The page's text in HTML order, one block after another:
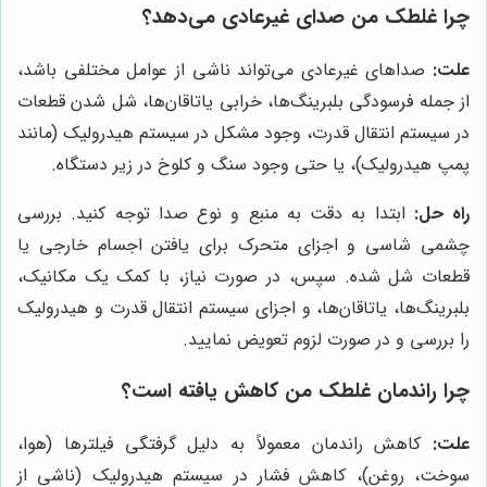
چرا غلطک من صدای غیرعادی می‌دهد؟
علت: صداهای غیرعادی می‌تواند ناشی از عوامل مختلفی باشد،
از جمله فرسودگی بلبرینگ‌ها، خرابی یاتاقان‌ها، شل شدن قطعات
در سیستم انتقال قدرت، وجود مشکل در سیستم هیدرولیک (مانند
پمپ هیدرولیک)، یا حتی وجود سنگ و کلوخ در زیر دستگاه.
راه حل: ابتدا به دقت به منبع و نوع صدا توجه کنید. بررسی
چشمی شاسی و اجزای متحرک برای یافتن اجسام خارجی یا
قطعات شل شده. سپس، در صورت نیاز، با کمک یک مکانیک،
بلبرینگ‌ها، یاتاقان‌ها، و اجزای سیستم انتقال قدرت و هیدرولیک
را بررسی و در صورت لزوم تعویض نمایید.
چرا راندمان غلطک من کاهش یافته است؟
علت: کاهش راندمان معمولاً به دلیل گرفتگی فیلترها (هوا،
سوخت، روغن)، کاهش فشار در سیستم هیدرولیک (ناشی از